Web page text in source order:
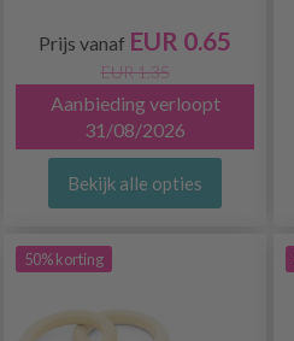
Prijs vanaf EUR 0.65
EUR 1.35
Aanbieding verloopt
31/08/2026
Bekijk alle opties
50% korting